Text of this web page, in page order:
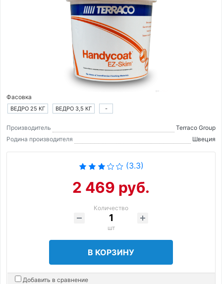
Фасовка
ВЕДРО 25 КГ ВЕДРО 3,5 КГ -
Производитель
Terraco Group
Родина производителя
Швеция
(3.3)
2 469 руб.
Количество
шт
В КОРЗИНУ
Добавить в сравнение